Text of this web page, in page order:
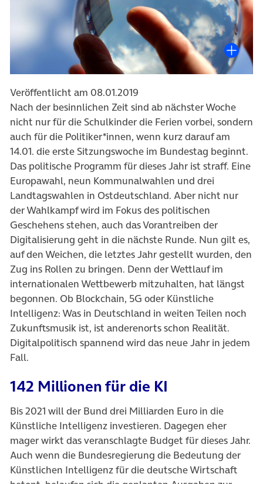
Veröffentlicht am 08.01.2019
Nach der besinnlichen Zeit sind ab nächster Woche
nicht nur für die Schulkinder die Ferien vorbei, sondern
auch für die Politiker*innen, wenn kurz darauf am
14.01. die erste Sitzungswoche im Bundestag beginnt.
Das politische Programm für dieses Jahr ist straff. Eine
Europawahl, neun Kommunalwahlen und drei
Landtagswahlen in Ostdeutschland. Aber nicht nur
der Wahlkampf wird im Fokus des politischen
Geschehens stehen, auch das Vorantreiben der
Digitalisierung geht in die nächste Runde. Nun gilt es,
auf den Weichen, die letztes Jahr gestellt wurden, den
Zug ins Rollen zu bringen. Denn der Wettlauf im
internationalen Wettbewerb mitzuhalten, hat längst
begonnen. Ob Blockchain, 5G oder Künstliche
Intelligenz: Was in Deutschland in weiten Teilen noch
Zukunftsmusik ist, ist anderenorts schon Realität.
Digitalpolitisch spannend wird das neue Jahr in jedem
Fall.
142 Millionen für die KI
Bis 2021 will der Bund drei Milliarden Euro in die
Künstliche Intelligenz investieren. Dagegen eher
mager wirkt das veranschlagte Budget für dieses Jahr.
Auch wenn die Bundesregierung die Bedeutung der
Künstlichen Intelligenz für die deutsche Wirtschaft